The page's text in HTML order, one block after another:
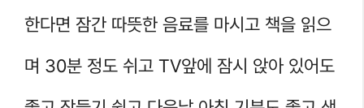
한다면 잠간 따뜻한 음료를 마시고 책을 읽으
며 30분 정도 쉬고 TV앞에 잠시 앉아 있어도